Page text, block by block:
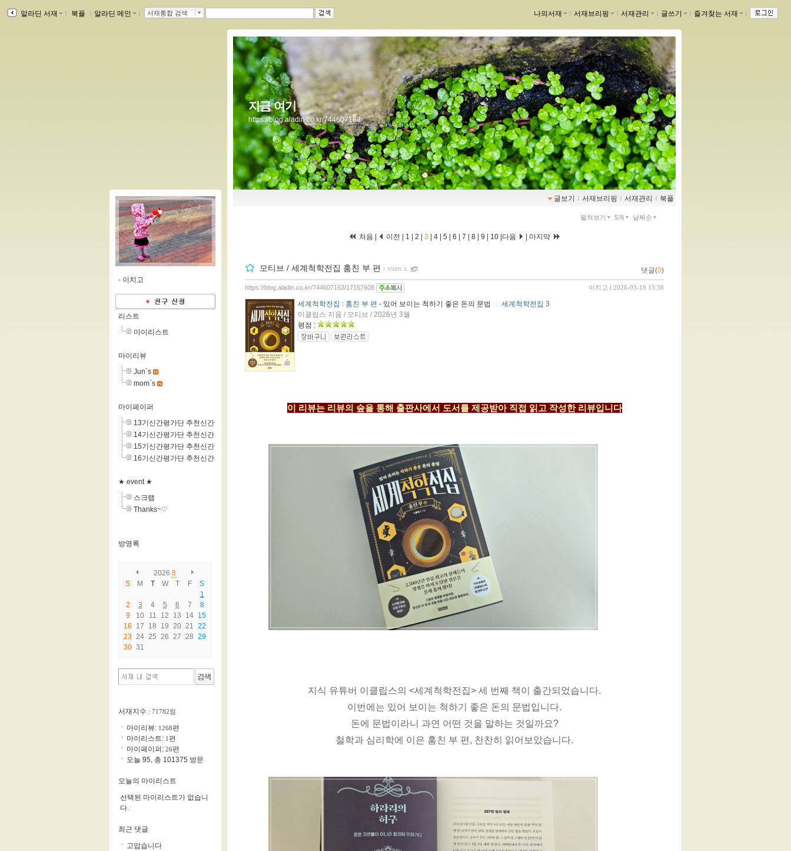
알라딘 서재 북플 알라딘 메인 서재통합 검색 나의서재 서재브리핑 서재관리 글쓰기 즐겨찾는 서재
지금 여기
https://blog.aladin.co.kr/744607163
글보기 ｌ 서재브리핑 ｌ 서재관리 ｌ 북플
펼쳐보기 5개 날짜순
처음 이전 1 2 3 4 5 6 7 8 9 10 다음 마지막
모티브 / 세계척학전집 훔친 부 편 ｌ mom`s 댓글(0)
이치고 l 2026-03-18 13:38
https://blog.aladin.co.kr/744607163/17157608
세계척학전집 : 훔친 부 편 - 있어 보이는 척하기 좋은 돈의 문법
세계척학전집 3
이클립스 지음 / 모티브 / 2026년 3월
평점 :
이 리뷰는 리뷰의 숲을 통해 출판사에서 도서를 제공받아 직접 읽고 작성한 리뷰입니다
지식 유튜버 이클립스의 <세계척학전집> 세 번째 책이 출간되었습니다.
이번에는 있어 보이는 척하기 좋은 돈의 문법입니다.
돈에 문법이라니 과연 어떤 것을 말하는 것일까요?
철학과 심리학에 이은 훔친 부 편, 찬찬히 읽어보았습니다.
- 이치고
리스트
마이리스트
마이리뷰
Jun`s
mom`s
마이페이퍼
13기신간평가단 추천신간
14기신간평가단 추천신간
15기신간평가단 추천신간
16기신간평가단 추천신간
★ event ★
스크랩
Thanks~♡
방명록
2026 8
S
M T W T F
S
1
2
3 4 5 6 7
8
9
10 11 12 13 14 15
16
17 18 19 20 21 22
23 24 25 26 27 28 29
30 31
서재지수 : 71782점
마이리뷰: 1268편
마이리스트: 1편
마이페이퍼: 26편
오늘 95, 총 101375 방문
오늘의 마이리스트
선택된 마이리스트가 없습니
다.
최근 댓글
고맙습니다